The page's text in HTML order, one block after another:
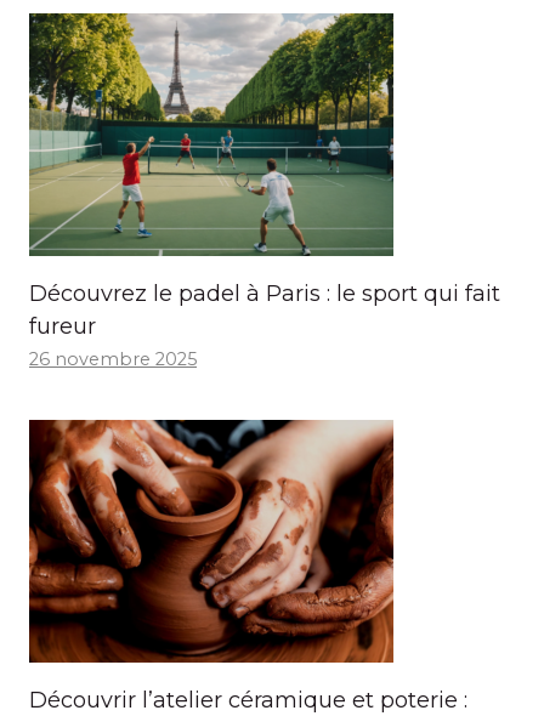
Découvrez le padel à Paris : le sport qui fait
fureur
26 novembre 2025
Découvrir l’atelier céramique et poterie :